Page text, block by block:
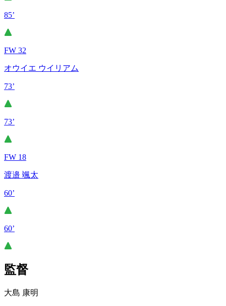
85’
FW 32
オウイエ ウイリアム
73’
73’
FW 18
渡邉 颯太
60’
60’
監督
大島 康明